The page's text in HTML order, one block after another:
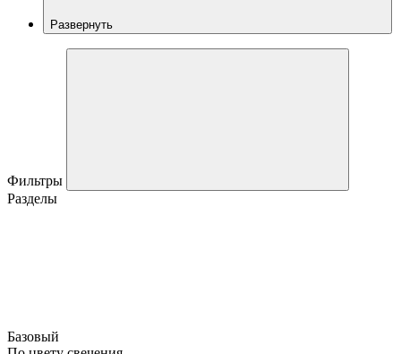
Развернуть
Фильтры
Разделы
Базовый